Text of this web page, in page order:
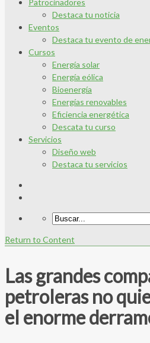
Patrocinadores
Destaca tu noticia
Eventos
Destaca tu evento de
Cursos
Energía solar
Energía eólica
Bioenergía
Energías renovables
Eficiencia energética
Descata tu curso
Servicios
Diseño web
Destaca tu servicios
Return to Content
Las grandes
petroleras no
el enorme